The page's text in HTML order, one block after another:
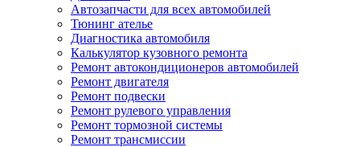
Автозапчасти для всех автомобилей
Тюнинг ателье
Диагностика автомобиля
Калькулятор кузовного ремонта
Ремонт автокондиционеров автомобилей
Ремонт двигателя
Ремонт подвески
Ремонт рулевого управления
Ремонт тормозной системы
Ремонт трансмиссии